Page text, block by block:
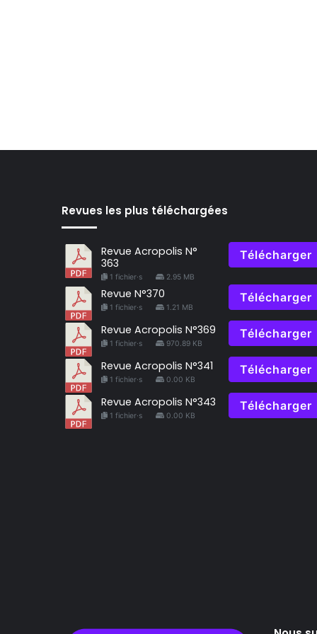
Revues les plus téléchargées
Revue Acropolis N°
363
1 fichier·s 2.95 MB
Télécharger
Revue N°370
1 fichier·s 1.21 MB
Télécharger
Revue Acropolis N°369
1 fichier·s 970.89 KB
Télécharger
Revue Acropolis N°341
1 fichier·s 0.00 KB
Télécharger
Revue Acropolis N°343
1 fichier·s 0.00 KB
Télécharger